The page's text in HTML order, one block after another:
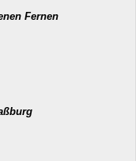
Fernen